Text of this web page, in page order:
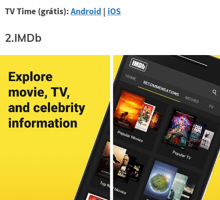
TV Time (grátis):Android | iOS
2.IMDb